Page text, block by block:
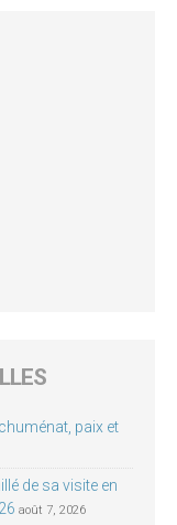
paix et
de sa visite en
août 7, 2026